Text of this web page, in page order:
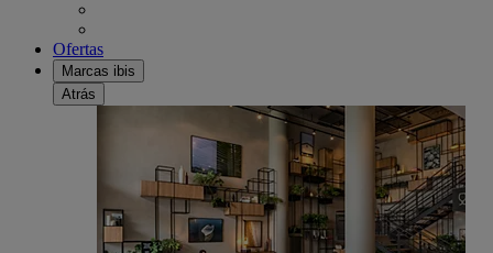
Ofertas
Marcas ibis
Atrás